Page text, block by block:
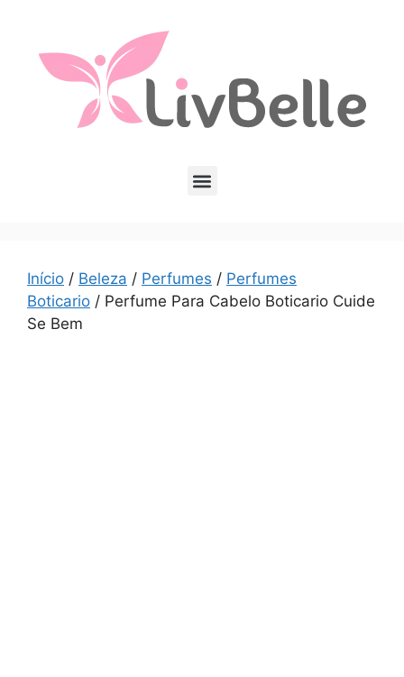
Início / Beleza / Perfumes / Perfumes
Boticario / Perfume Para Cabelo Boticario Cuide
Se Bem